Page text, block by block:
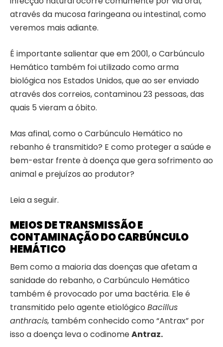
através da mucosa faringeana ou intestinal, como
veremos mais adiante.
É importante salientar que em 2001, o Carbúnculo
Hemático também foi utilizado como arma
biológica nos Estados Unidos, que ao ser enviado
através dos correios, contaminou 23 pessoas, das
quais 5 vieram a óbito.
Mas afinal, como o Carbúnculo Hemático no
rebanho é transmitido? E como proteger a saúde e
bem-estar frente à doença que gera sofrimento ao
animal e prejuízos ao produtor?
Leia a seguir.
MEIOS DE TRANSMISSÃO E
CONTAMINAÇÃO DO CARBÚNCULO
HEMÁTICO
Bem como a maioria das doenças que afetam a
sanidade do rebanho, o Carbúnculo Hemático
também é provocado por uma bactéria. Ele é
transmitido pelo agente etiológico Bacillus
anthracis, também conhecido como “Antrax” por
isso a doença leva o codinomeAntraz.